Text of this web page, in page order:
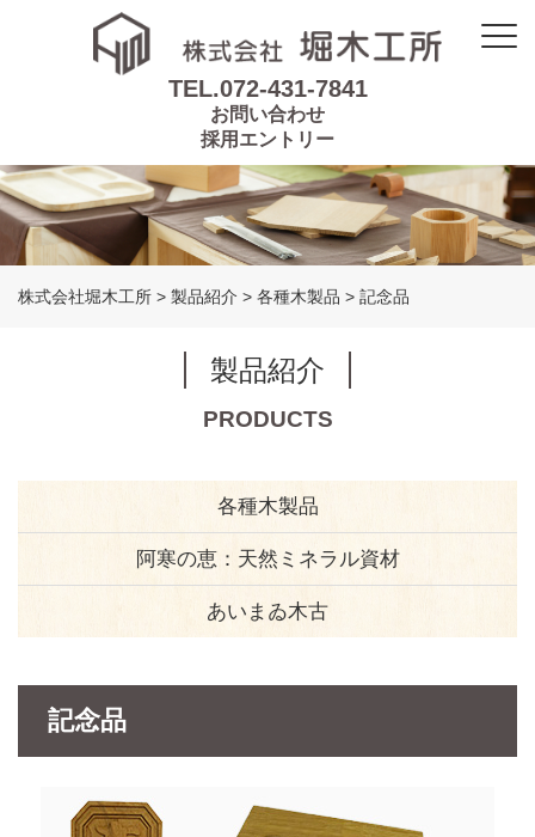
TEL.072-431-7841
お問い合わせ
採用エントリー
株式会社堀木工所 > 製品紹介 > 各種木製品 > 記念品
製品紹介
PRODUCTS
各種木製品
阿寒の恵：天然ミネラル資材
あいまゐ木古
記念品